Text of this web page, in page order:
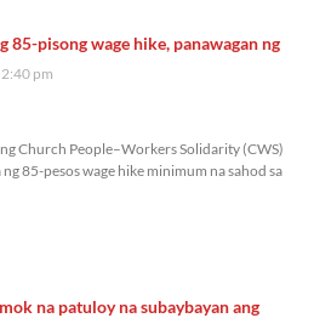
85-pisong wage hike, panawagan ng
2:40 pm
Church People–Workers Solidarity (CWS)
85-pesos wage hike minimum na sahod sa
na patuloy na subaybayan ang